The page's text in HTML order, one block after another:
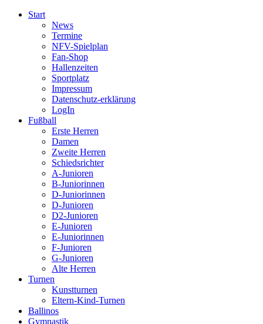
Start
News
Termine
NFV-Spielplan
Fan-Shop
Hallenzeiten
Sportplatz
Impressum
Datenschutz-erklärung
LogIn
Fußball
Erste Herren
Damen
Zweite Herren
Schiedsrichter
A-Junioren
B-Juniorinnen
D-Juniorinnen
D-Junioren
D2-Junioren
E-Junioren
E-Juniorinnen
F-Junioren
G-Junioren
Alte Herren
Turnen
Kunstturnen
Eltern-Kind-Turnen
Ballinos
Gymnastik